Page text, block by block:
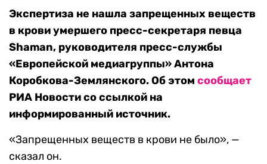
Экспертиза не нашла запрещенных веществ
в крови умершего пресс-секретаря певца
Shaman, руководителя пресс-службы
«Европейской медиагруппы» Антона
Коробкова-Землянского. Об этом сообщает
РИА Новости со ссылкой на
информированный источник.
«Запрещенных веществ в крови не было», —
сказал он.